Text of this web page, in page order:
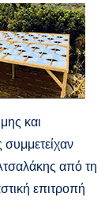
και
από τη
επιτροπή